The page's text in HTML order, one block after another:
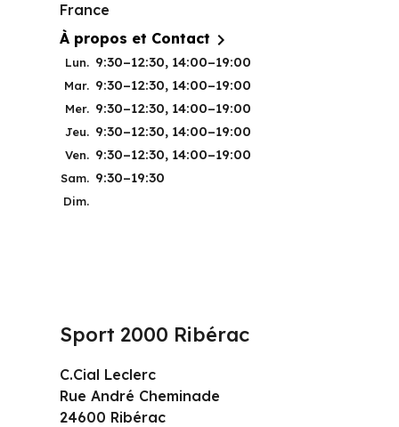
France
À propos et Contact 
Lun. 9:30–12:30, 14:00–19:00
Mar. 9:30–12:30, 14:00–19:00
Mer. 9:30–12:30, 14:00–19:00
Jeu. 9:30–12:30, 14:00–19:00
Ven. 9:30–12:30, 14:00–19:00
Sam. 9:30–19:30
Dim.
Sport 2000 Ribérac
C.Cial Leclerc
Rue André Cheminade
24600 Ribérac